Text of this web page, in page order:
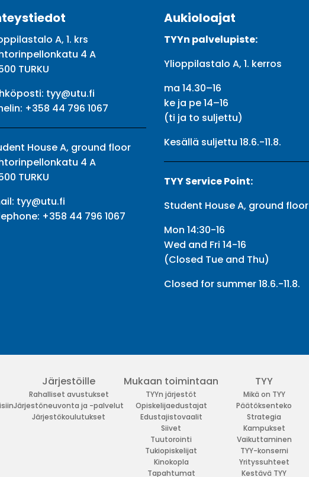
A, 1. krs
4 A
TURKU
tyy@utu.fi
+358 44 796 1067
House A, ground floor
4 A
TURKU
tyy@utu.fi
+358 44 796 1067
Aukioloajat
TYYn palvelupiste:
Ylioppilastalo A, 1. kerros
ma 14.30–16
ke ja pe 14–16
(ti ja to suljettu)
Kesällä suljettu 18.6.-11.8.
TYY Service Point:
Student House A, ground floor
Mon 14:30-16
Wed and Fri 14-16
(Closed Tue and Thu)
Closed for summer 18.6.-11.8.
Järjestöille
Rahalliset avustukset
Järjestöneuvonta ja -palvelut
Järjestökoulutukset
Mukaan toimintaan
TYYn järjestöt
Opiskelijaedustajat
Edustajistovaalit
Siivet
Tuutorointi
Tukiopiskelijat
Kinokopla
Tapahtumat
TYY
Mikä on TYY
Päätöksenteko
Strategia
Kampukset
Vaikuttaminen
TYY-konserni
Yrityssuhteet
Kestävä TYY